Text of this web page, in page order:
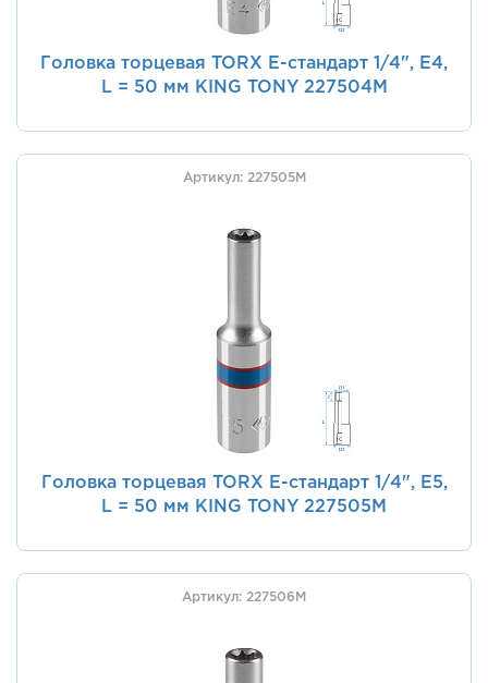
Головка торцевая TORX Е-стандарт 1/4", E4,
L = 50 мм KING TONY 227504M
Артикул: 227505M
Головка торцевая TORX Е-стандарт 1/4", E5,
L = 50 мм KING TONY 227505M
Артикул: 227506M